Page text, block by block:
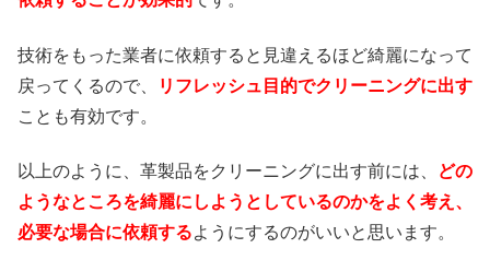
技術をもった業者に依頼すると見違えるほど綺麗になって
戻ってくるので、
リフレッシュ目的でクリーニングに出す
ことも有効です。
以上のように、革製品をクリーニングに出す前には、
どの
ようなところを綺麗にしようとしているのかをよく考え、
必要な場合に依頼するようにするのがいいと思います。